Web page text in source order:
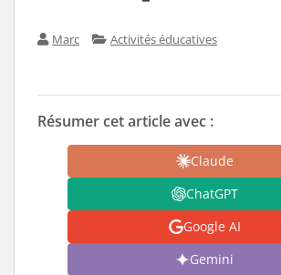
Marc Activités éducatives
Résumer cet article avec :
Claude
ChatGPT
Google AI
Gemini